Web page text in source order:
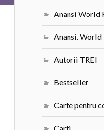
Anansi World
Anansi.
Autorii TREI
Bestseller
Carte pentru
Carti